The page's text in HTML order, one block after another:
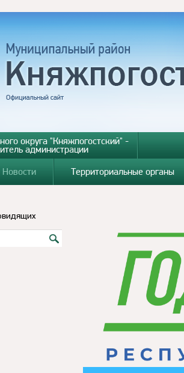
округа "Княжпогостский" -
администрации
Новости Территориальные органы